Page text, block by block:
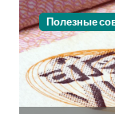
Полезные